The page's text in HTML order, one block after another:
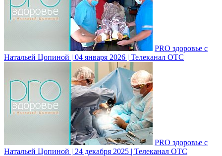
PRO здоровье с
Натальей Цопиной | 04 января 2026 | Телеканал ОТС
PRO здоровье с
Натальей Цопиной | 24 декабря 2025 | Телеканал ОТС